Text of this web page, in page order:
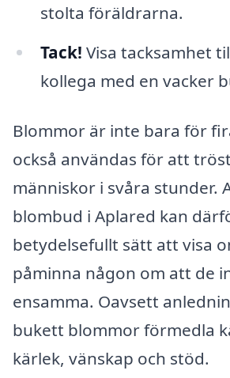
stolta föräldrarna.
Tack! Visa tacksamhet
kollega med en vacker
Blommor är inte bara för
också användas för att
människor i svåra stunder.
blombud i Aplared kan
betydelsefullt sätt att visa
påminna någon om att de
ensamma. Oavsett
bukett blommor förmedla
kärlek, vänskap och stöd.